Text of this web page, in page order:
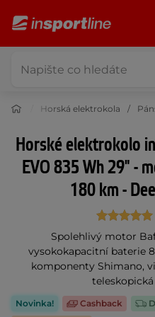
Horská elektrokola
Horské elektrokolo
EVO 835 Wh 29" -
180 km -
Spolehlivý motor
vysokokapacitní baterie
komponenty Shimano,
Novinka! Cashback